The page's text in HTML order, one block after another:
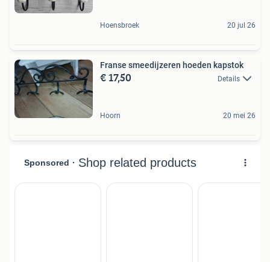
Hoensbroek 20 jul 26
Franse smeedijzeren hoeden kapstok
€ 17,50 Details
Hoorn 20 mei 26